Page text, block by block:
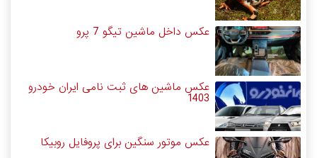
عکس داخل ماشین تیگو 7 پرو
عکس ماشین های ثبت نامی ایران خودرو
1403
عکس موتور سنگین برای پروفایل روبیکا